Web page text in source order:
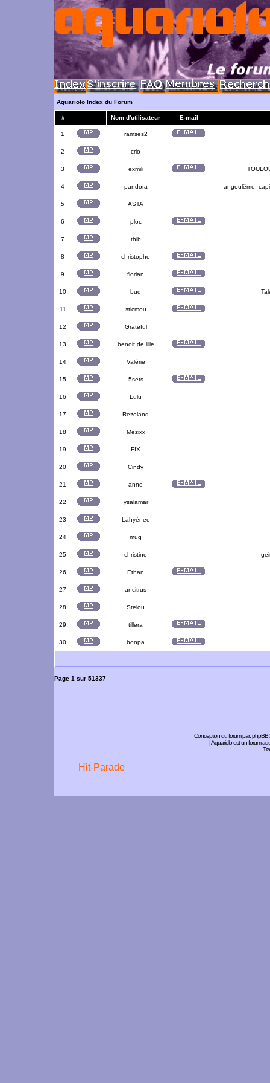
Aquariolo Index du Forum
# Nom d'utilisateur E-mail
1 ramses2
2 crio
3 exmili
4 pandora angoulême,
5 ASTA
6 ploc
7 thib
8 christophe
9 florian
10 bud
11 sticmou
12 Grateful
13 benoit de lille
14 Valérie
15 5sets
16 Lulu
17 Rezoland
18 Mezixx
19 FIX
20 Cindy
21 anne
22 ysalamar
23 Lahyènee
24 mug
25 christine
26 Ethan
27 ancitrus
28 Stelou
29 tillera
30 bonpa
Page 1 sur 51337
Conception du forum par:phpBB
| Aquariolo est un forum